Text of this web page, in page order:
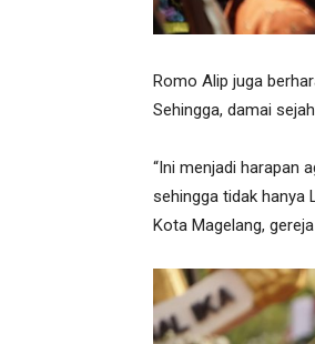
Romo Alip juga
Sehingga, damai
“Ini menjadi harapan
sehingga tidak hanya
Kota Magelang,